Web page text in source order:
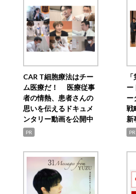
CAR T細胞療法はチー
ム医療だ！ 医療従事
者の情熱、患者さんの
思いを伝えるドキュメ
ンタリー動画を公開中
PR
ー
ー
戦
新
PR